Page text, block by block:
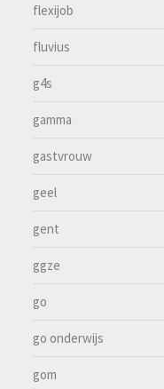
flexijob
fluvius
g4s
gamma
gastvrouw
geel
gent
ggze
go
go onderwijs
gom